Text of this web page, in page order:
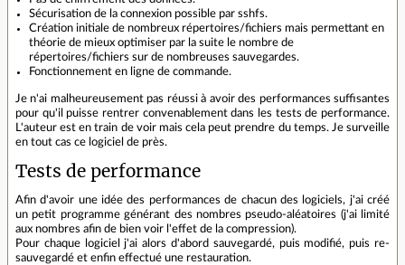
Sécurisation de la connexion possible par sshfs.
Création initiale de nombreux répertoires/fichiers mais permettant en
théorie de mieux optimiser par la suite le nombre de
répertoires/fichiers sur de nombreuses sauvegardes.
Fonctionnement en ligne de commande.
Je n'ai malheureusement pas réussi à avoir des performances suffisantes
pour qu'il puisse rentrer convenablement dans les tests de performance.
L'auteur est en train de voir mais cela peut prendre du temps. Je surveille
en tout cas ce logiciel de près.
Tests de performance
Afin d'avoir une idée des performances de chacun des logiciels, j'ai créé
un petit programme générant des nombres pseudo-aléatoires (j'ai limité
aux nombres afin de bien voir l'effet de la compression).
Pour chaque logiciel j'ai alors d'abord sauvegardé, puis modifié, puis re-
sauvegardé et enfin effectué une restauration.